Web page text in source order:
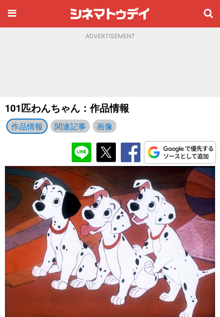
ADVERTISEMENT
101匹わんちゃん：作品情報
作品情報 関連記事 画像